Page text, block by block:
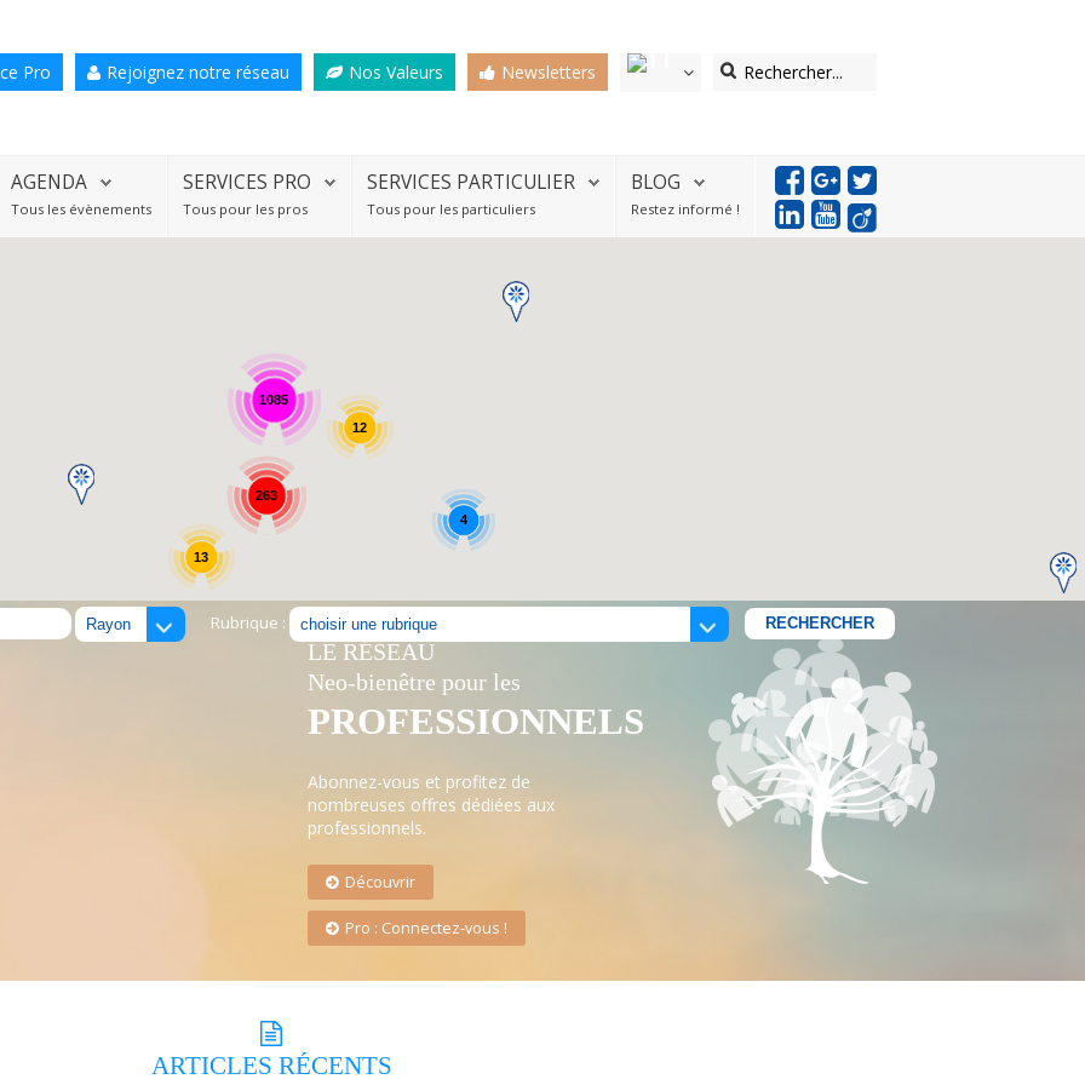
Pro Rejoignez notre réseau Nos Valeurs Newsletters
AGENDA
Tous les évènements
SERVICES PRO
Tous pour les pros
SERVICES PARTICULIER
Tous pour les particuliers
BLOG
Restez informé !
1085
13
263
4
12
Rubrique :
LE RÉSEAU
Neo-bienêtre pour les
PROFESSIONNELS
Abonnez-vous et profitez de
nombreuses offres dédiées aux
professionnels.
Découvrir
Pro : Connectez-vous !
ARTICLES RÉCENTS